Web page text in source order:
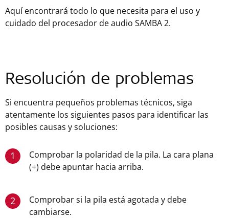
Aquí encontrará todo lo que necesita para el uso y
cuidado del procesador de audio SAMBA 2.
Resolución de problemas
Si encuentra pequeños problemas técnicos, siga
atentamente los siguientes pasos para identificar las
posibles causas y soluciones:
1
Comprobar la polaridad de la pila. La cara plana
(+) debe apuntar hacia arriba.
2
Comprobar si la pila está agotada y debe
cambiarse.